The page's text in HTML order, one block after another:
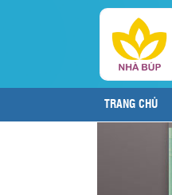
TRANG CHỦ